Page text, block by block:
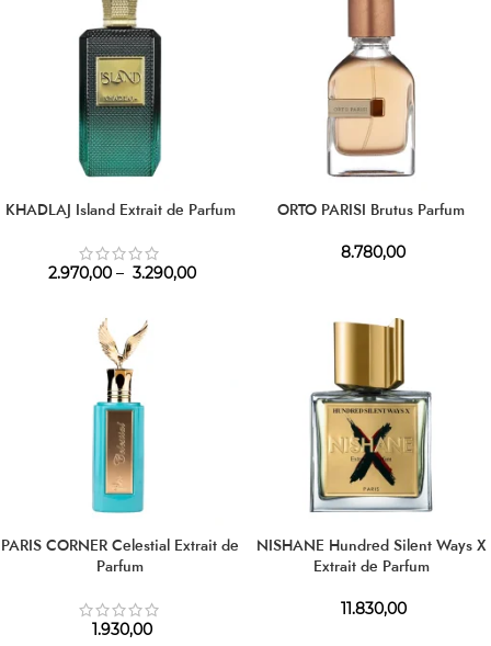
KHADLAJ Island Extrait de Parfum
2.970,00 – 3.290,00
ORTO PARISI Brutus Parfum
8.780,00
PARIS CORNER Celestial Extrait de
Parfum
1.930,00
NISHANE Hundred Silent Ways X
Extrait de Parfum
11.830,00